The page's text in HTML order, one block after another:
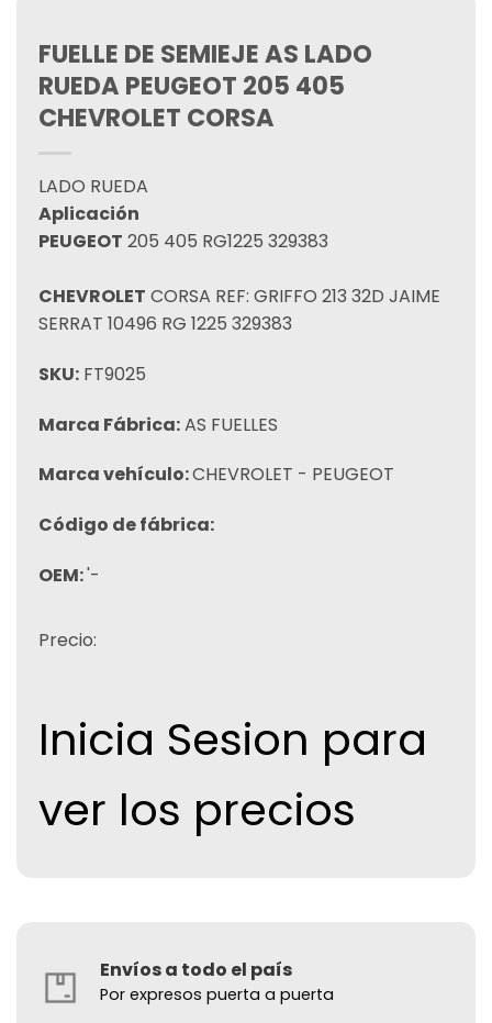
FUELLE DE SEMIEJE AS LADO
RUEDA PEUGEOT 205 405
CHEVROLET CORSA
LADO RUEDA
Aplicación
PEUGEOT 205 405 RG1225 329383
CHEVROLET CORSA REF: GRIFFO 213 32D JAIME
SERRAT 10496 RG 1225 329383
SKU: FT9025
Marca Fábrica:AS FUELLES
Marca vehículo:CHEVROLET - PEUGEOT
Código de fábrica:
OEM:'-
Precio:
Inicia Sesion para
ver los precios
Envíos a todo el país
Por expresos puerta a puerta